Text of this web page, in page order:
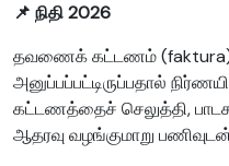
📌 நிதி 2026
தவணைக் கட்டணம்
அனுப்பப்பட்டிருப்பதால்
கட்டணத்தைச் செலுத்தி,
ஆதரவு வழங்குமாறு